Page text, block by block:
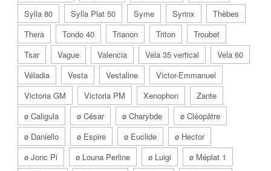
Sylla 80
Sylla Plat 50 Syme Syrinx
Thèbes
Thera
Tondo 40 Trianon Triton
Troubet
Tsar
Vague Valencia Vela 35 vertical
Vela 60
Véladia
Vesta Vestaline
Victor-Emmanuel
Victoria GM
Victoria PM Xenophon
Zante
ø Caligula
ø César ø Charybde
ø Cléopâtre
ø Daniello
ø Espire ø Euclide
ø Hector
ø Jonc Pi
ø Louna Perline ø Luigi
ø Méplat 1